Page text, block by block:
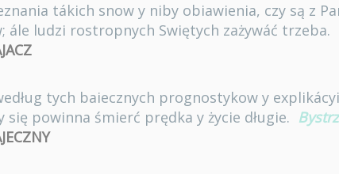
tákich snow y niby obiawienia, czy są z
ále ludzi rostropnych Swiętych zażywáć trzeba.
tych baiecznych prognostykow y
się powinna śmierć prędka y życie długie.